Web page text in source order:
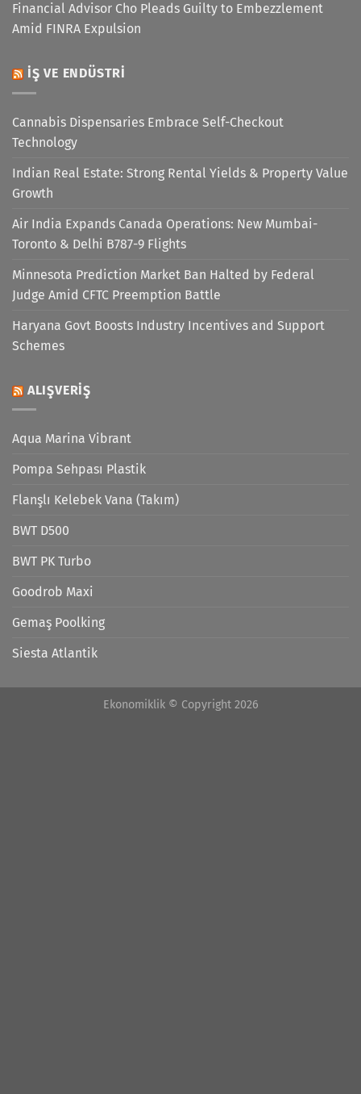
Financial Advisor Cho Pleads Guilty to Embezzlement
Amid FINRA Expulsion
İŞ VE ENDÜSTRI
Cannabis Dispensaries Embrace Self-Checkout
Technology
Indian Real Estate: Strong Rental Yields & Property Value
Growth
Air India Expands Canada Operations: New Mumbai-
Toronto & Delhi B787-9 Flights
Minnesota Prediction Market Ban Halted by Federal
Judge Amid CFTC Preemption Battle
Haryana Govt Boosts Industry Incentives and Support
Schemes
ALIŞVERIŞ
Aqua Marina Vibrant
Pompa Sehpası Plastik
Flanşlı Kelebek Vana (Takım)
BWT D500
BWT PK Turbo
Goodrob Maxi
Gemaş Poolking
Siesta Atlantik
Ekonomiklik © Copyright 2026